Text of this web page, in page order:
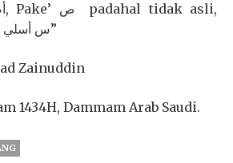
karena memakai س أسلي”
Zainuddin
1434H, Dammam Arab Saudi.